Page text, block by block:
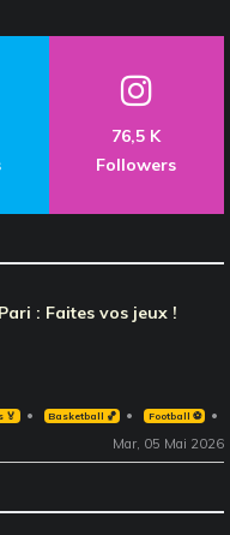
76,5 K
Followers
: Faites vos jeux !
🏅 Basketball 🏀 Football ⚽️
Mar, 05 Mai 2026